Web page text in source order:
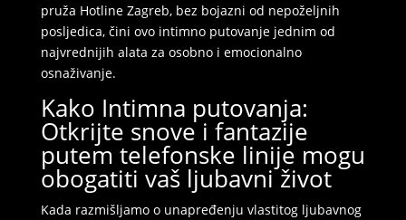
pruža Hotline Zagreb, bez bojazni od nepoželjnih
posljedica, čini ovo intimno putovanje jednim od
najvrednijih alata za osobno i emocionalno
osnaživanje.
Kako Intimna putovanja:
Otkrijte snove i fantazije
putem telefonske linije mogu
obogatiti vaš ljubavni život
Kada razmišljamo o unapređenju vlastitog ljubavnog